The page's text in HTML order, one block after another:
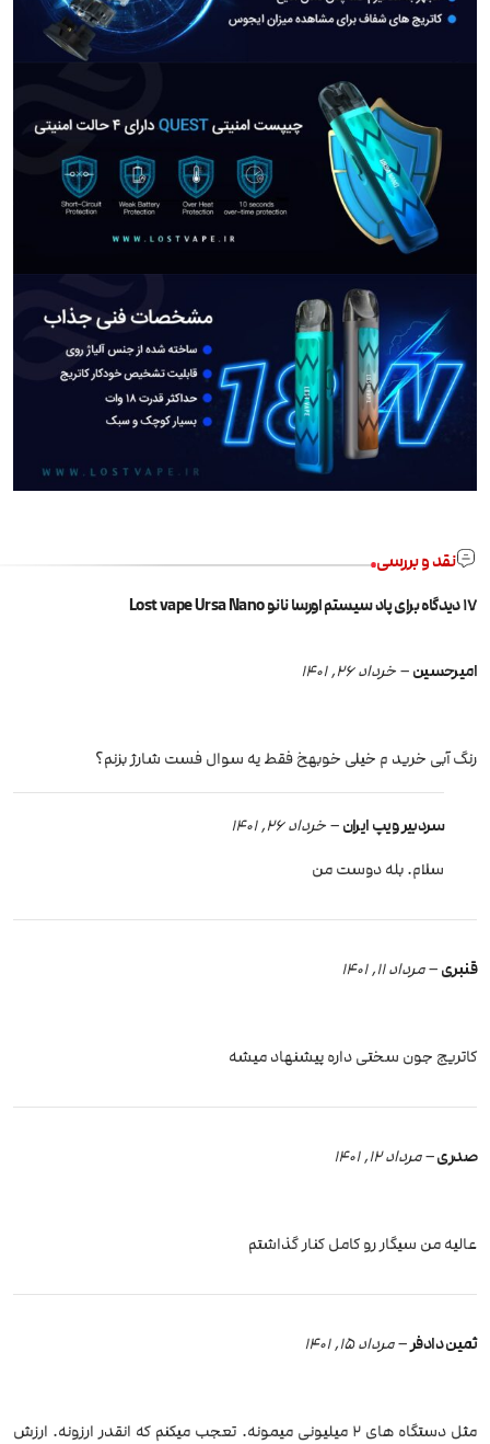
نقد و بررسی
17 دیدگاه برای پاد سیستم اورسا نانو Lost vape Ursa Nano
امیرحسین–خرداد 26, 1401
رنگ آبی خرید م خیلی خوبهخ فقط یه سوال فست شارژ بزنم؟
سردبیر ویپ ایران– خرداد 26, 1401
سلام. بله دوست من
قنبری–مرداد 11, 1401
کاتریج جون سختی داره پیشنهاد میشه
صدری– مرداد 12, 1401
عالیه من سیگار رو کامل کنار گذاشتم
ثمین دادفر–مرداد 15, 1401
مثل دستگاه های 2 میلیونی میمونه. تعجب میکنم که انقدر ارزونه. ارزش